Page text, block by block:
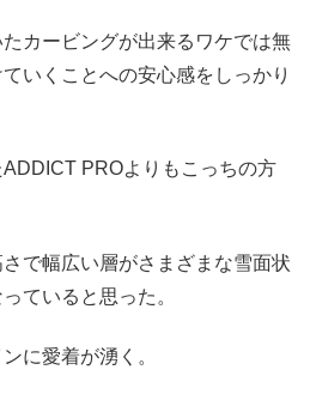
カービングが出来るワケでは無
いくことへの安心感をしっかり
PROよりもこっちの方
で幅広い層がさまざまな雪面状
ていると思った。
に愛着が湧く。